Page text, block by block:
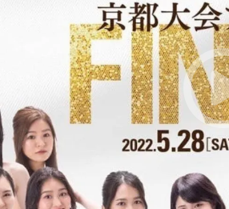
映像・映画
ビジネス・起業
まちづくり・地域活性化